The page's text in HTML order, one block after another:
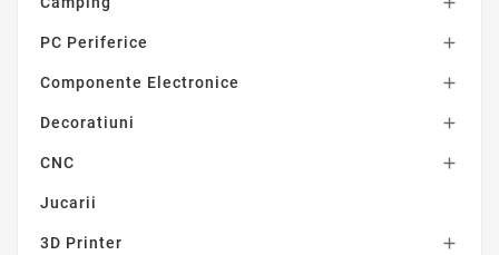
PC Periferice 
Componente Electronice 
Decoratiuni 
CNC 
Jucarii
3D Printer 